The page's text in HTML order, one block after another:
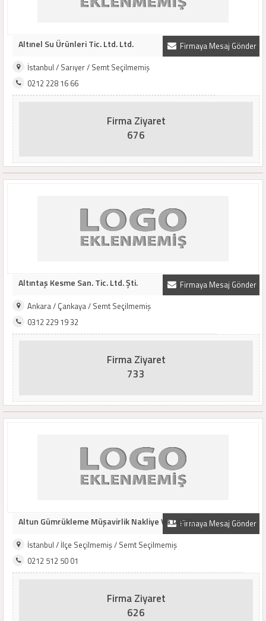
Firmaya Mesaj Gönder
Altınel Su Ürünleri Tic. Ltd. Ltd.
İstanbul / Sarıyer / Semt Seçilmemiş
0212 228 16 66
Firma Ziyaret
676
Firmaya Mesaj Gönder
Altıntaş Kesme San. Tic. Ltd. Şti.
Ankara / Çankaya / Semt Seçilmemiş
0312 229 19 32
Firma Ziyaret
733
Firmaya Mesaj Gönder
Altun Gümrükleme Müşavirlik Nakliye Ve Dış Ti..
İstanbul / İlçe Seçilmemiş / Semt Seçilmemiş
0212 512 50 01
Firma Ziyaret
626